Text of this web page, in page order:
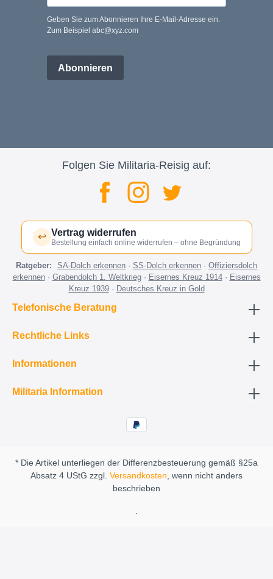
Geben Sie zum Abonnieren Ihre E-Mail-Adresse ein.
Zum Beispiel abc@xyz.com
Abonnieren
Folgen Sie Militaria-Reisig auf:
↩ Vertrag widerrufen
Bestellung einfach online widerrufen – ohne Begründung
Ratgeber: SA-Dolch erkennen ·SS-Dolch erkennen ·Offiziersdolch
erkennen· Grabendolch 1. Weltkrieg· Eisernes Kreuz 1914· Eisernes
Kreuz 1939· Deutsches Kreuz in Gold
Telefonische Beratung
Rechtliche Links
Informationen
Militaria Information
* Die Artikel unterliegen der Differenzbesteuerung gemäß §25a
Absatz 4 UStG zzgl. Versandkosten, wenn nicht anders
beschrieben
.